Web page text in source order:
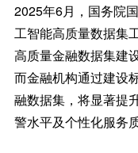
2025年6月，国务院
工智能高质量数据集
高质量金融数据集建
而金融机构通过建设
融数据集，将显著提
警水平及个性化服务质